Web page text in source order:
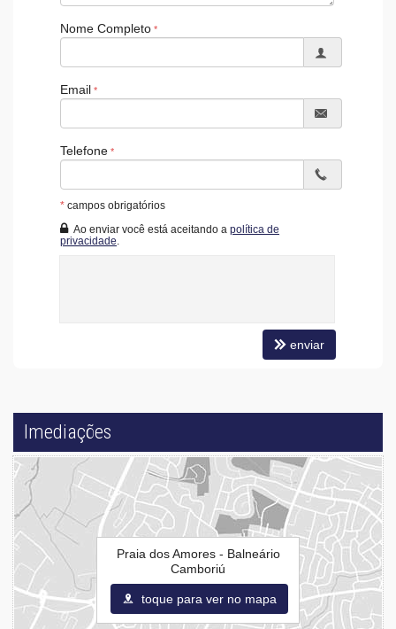
Nome Completo
Email
Telefone
* campos obrigatórios
Ao enviar você está aceitando a política de
privacidade
enviar
Imediações
Praia dos Amores - Balneário
Camboriú
toque para ver no mapa